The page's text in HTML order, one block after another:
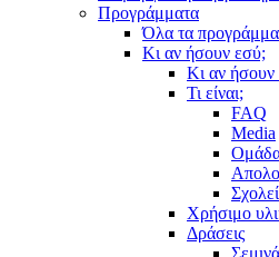
Προγράμματα
Όλα τα
Κι αν ήσουν εσύ;
Κι αν ήσουν
Τι είναι;
FAQ
Media
Χρήσιμο
Δράσεις